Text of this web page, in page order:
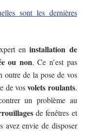
sont les dernières
eninstallation de
ou non. Ce n’est pas
outre de la pose de vos
de vosvolets roulants.
un problème au
de fenêtres et
avez envie de disposer